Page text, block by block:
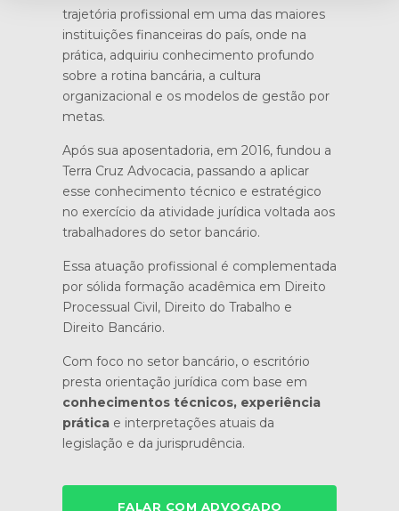
trajetória profissional em uma das maiores
instituições financeiras do país, onde na
prática, adquiriu conhecimento profundo
sobre a rotina bancária, a cultura
organizacional e os modelos de gestão por
metas.
Após sua aposentadoria, em 2016, fundou a
Terra Cruz Advocacia, passando a aplicar
esse conhecimento técnico e estratégico
no exercício da atividade jurídica voltada aos
trabalhadores do setor bancário.
Essa atuação profissional é complementada
por sólida formação acadêmica em Direito
Processual Civil, Direito do Trabalho e
Direito Bancário.
Com foco no setor bancário, o escritório
presta orientação jurídica com base em
conhecimentos técnicos, experiência
prática e interpretações atuais da
legislação e da jurisprudência.
FALAR COM ADVOGADO